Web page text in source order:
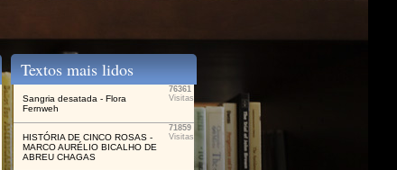
Textos mais lidos
Sangria desatada - Flora
Fernweh
76361
Visitas
HISTÓRIA DE CINCO ROSAS -
MARCO AURÉLIO BICALHO DE
ABREU CHAGAS
71859
Visitas